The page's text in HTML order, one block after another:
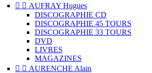
  AUFRAY Hugues
DISCOGRAPHIE CD
DISCOGRAPHIE 45 TOURS
DISCOGRAPHIE 33 TOURS
DVD
LIVRES
MAGAZINES
  AURENCHE Alain